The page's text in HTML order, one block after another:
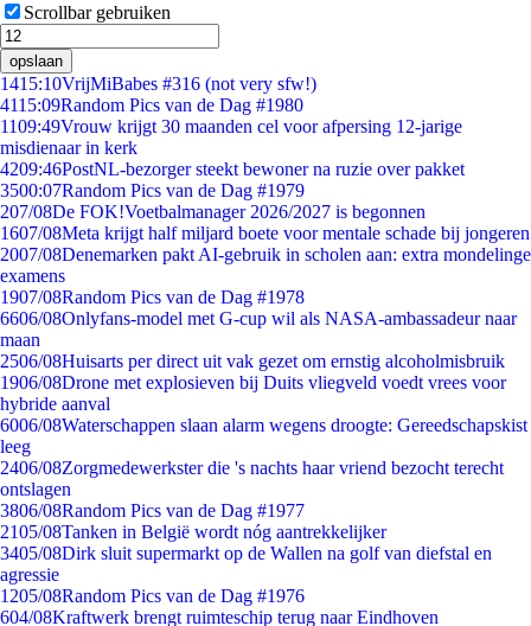
Scrollbar gebruiken
opslaan
1415:10VrijMiBabes #316 (not very sfw!)
4115:09Random Pics van de Dag #1980
1109:49Vrouw krijgt 30 maanden cel voor afpersing 12-jarige
misdienaar in kerk
4209:46PostNL-bezorger steekt bewoner na ruzie over pakket
3500:07Random Pics van de Dag #1979
207/08De FOK!Voetbalmanager 2026/2027 is begonnen
1607/08Meta krijgt half miljard boete voor mentale schade bij jongeren
2007/08Denemarken pakt AI-gebruik in scholen aan: extra mondelinge
examens
1907/08Random Pics van de Dag #1978
6606/08Onlyfans-model met G-cup wil als NASA-ambassadeur naar
maan
2506/08Huisarts per direct uit vak gezet om ernstig alcoholmisbruik
1906/08Drone met explosieven bij Duits vliegveld voedt vrees voor
hybride aanval
6006/08Waterschappen slaan alarm wegens droogte: Gereedschapskist
leeg
2406/08Zorgmedewerkster die 's nachts haar vriend bezocht terecht
ontslagen
3806/08Random Pics van de Dag #1977
2105/08Tanken in België wordt nóg aantrekkelijker
3405/08Dirk sluit supermarkt op de Wallen na golf van diefstal en
agressie
1205/08Random Pics van de Dag #1976
604/08Kraftwerk brengt ruimteschip terug naar Eindhoven